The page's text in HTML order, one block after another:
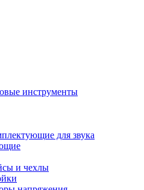
инструменты
для звука
и чехлы